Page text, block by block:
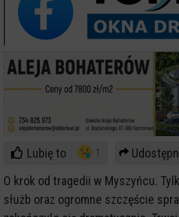
Lubię to 1
O krok od tragedii w Myszyńcu.
służb oraz ogromne szczęście